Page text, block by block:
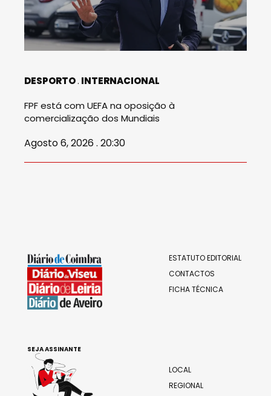
DESPORTO INTERNACIONAL
FPF está com UEFA na oposição à
comercialização dos Mundiais
Agosto 6, 2026 . 20:30
ESTATUTO EDITORIAL
CONTACTOS
FICHA TÉCNICA
LOCAL
REGIONAL
SEJA ASSINANTE